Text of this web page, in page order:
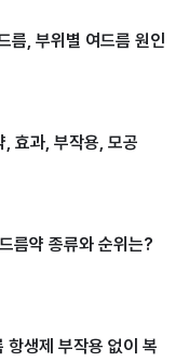
름, 부위별 여드름 원인
효과, 부작용, 모공
름약 종류와 순위는?
항생제 부작용 없이 복